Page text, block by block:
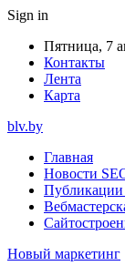
Sign in
Пятница, 7
Контакты
Лента
Карта
blv.by
Главная
Новости
Публикации
Новый маркетинг